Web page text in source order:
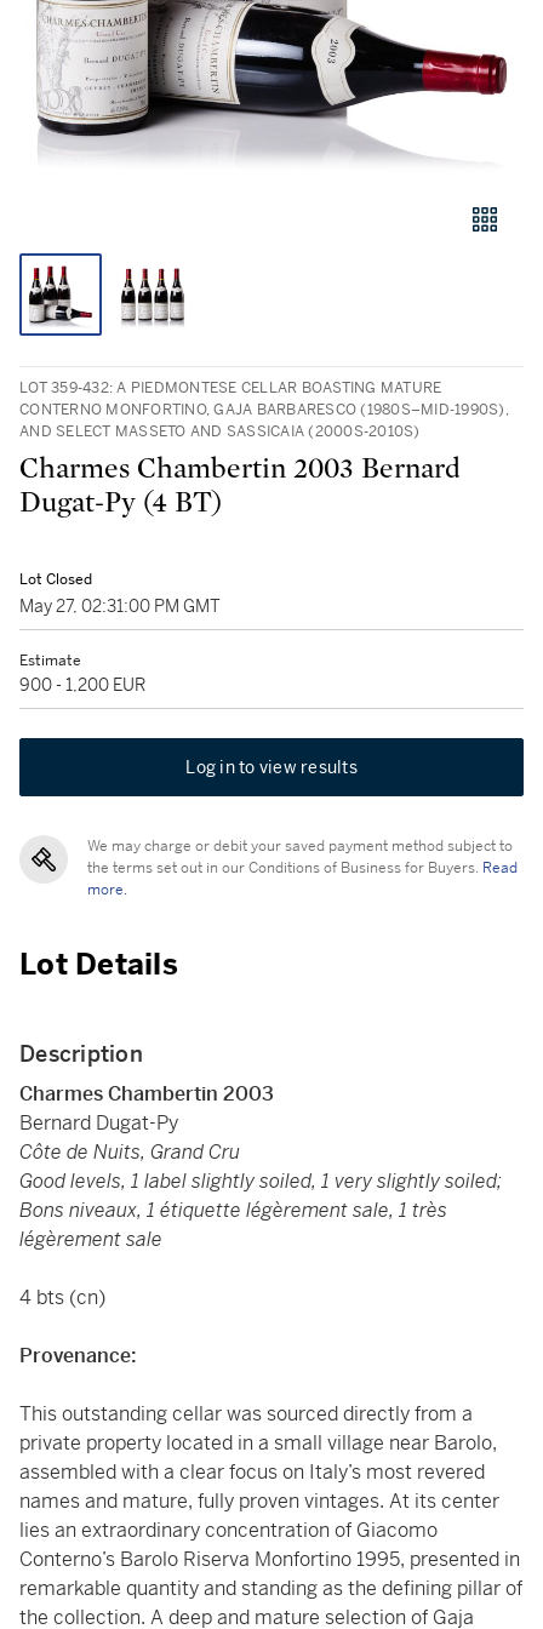
LOT 359-432: A PIEDMONTESE CELLAR BOASTING MATURE
CONTERNO MONFORTINO, GAJA BARBARESCO (1980S–MID‑1990S),
AND SELECT MASSETO AND SASSICAIA (2000S-2010S)
Charmes Chambertin 2003 Bernard
Dugat-Py (4 BT)
Lot Closed
May 27, 02:31:00 PM GMT
Estimate
900 - 1,200 EUR
Log in to view results
We may charge or debit your saved payment method subject to
the terms set out in our Conditions of Business for Buyers. Read
more.
Lot Details
Description
Charmes Chambertin 2003
Bernard Dugat-Py
Côte de Nuits, Grand Cru
Good levels, 1 label slightly soiled, 1 very slightly soiled;
Bons niveaux, 1 étiquette légèrement sale, 1 très
légèrement sale
4 bts (cn)
Provenance:
This outstanding cellar was sourced directly from a
private property located in a small village near Barolo,
assembled with a clear focus on Italy’s most revered
names and mature, fully proven vintages. At its center
lies an extraordinary concentration of Giacomo
Conterno’s Barolo Riserva Monfortino 1995, presented in
remarkable quantity and standing as the defining pillar of
the collection. A deep and mature selection of Gaja